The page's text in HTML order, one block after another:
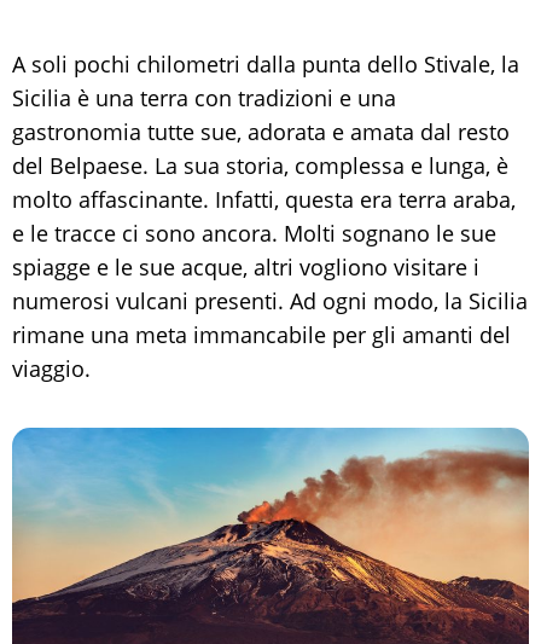
A soli pochi chilometri dalla punta dello Stivale, la
Sicilia è una terra con tradizioni e una
gastronomia tutte sue, adorata e amata dal resto
del Belpaese. La sua storia, complessa e lunga, è
molto affascinante. Infatti, questa era terra araba,
e le tracce ci sono ancora. Molti sognano le sue
spiagge e le sue acque, altri vogliono visitare i
numerosi vulcani presenti. Ad ogni modo, la Sicilia
rimane una meta immancabile per gli amanti del
viaggio.